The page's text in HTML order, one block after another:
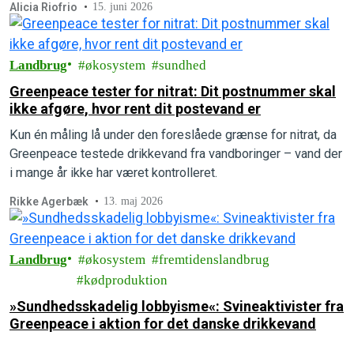
Alicia Riofrio 15. juni 2026
Landbrug økosystem sundhed
Greenpeace tester for nitrat: Dit postnummer skal
ikke afgøre, hvor rent dit postevand er
Kun én måling lå under den foreslåede grænse for nitrat, da
Greenpeace testede drikkevand fra vandboringer – vand der
i mange år ikke har været kontrolleret.
Rikke Agerbæk 13. maj 2026
Landbrug økosystem
fremtidenslandbrug
kødproduktion
»Sundhedsskadelig lobbyisme«: Svineaktivister fra
Greenpeace i aktion for det danske drikkevand